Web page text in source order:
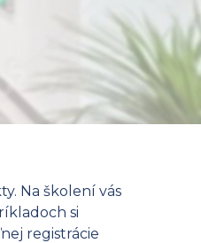
Na školení vás
si
registrácie